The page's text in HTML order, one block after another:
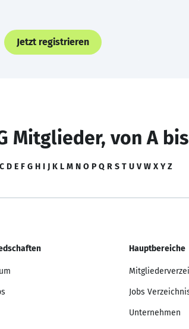
Jetzt registrieren
Mitglieder, von A
C D E F G H I J K L M N O P Q R S T U V W X Y Z
Hauptbereiche
Jobs
Unternehmen